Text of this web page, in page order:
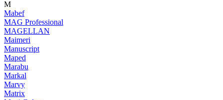
M
Mabef
MAG Professional
MAGELLAN
Maimeri
Manuscript
Maped
Marabu
Markal
Marvy
Matrix